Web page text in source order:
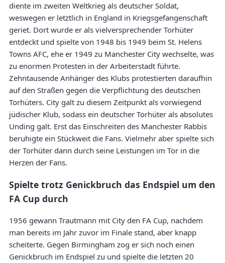
diente im zweiten Weltkrieg als deutscher Soldat,
weswegen er letztlich in England in Kriegsgefangenschaft
geriet. Dort wurde er als vielversprechender Torhüter
entdeckt und spielte von 1948 bis 1949 beim St. Helens
Towns AFC, ehe er 1949 zu Manchester City wechselte, was
zu enormen Protesten in der Arbeiterstadt führte.
Zehntausende Anhänger des Klubs protestierten daraufhin
auf den Straßen gegen die Verpflichtung des deutschen
Torhüters. City galt zu diesem Zeitpunkt als vorwiegend
jüdischer Klub, sodass ein deutscher Torhüter als absolutes
Unding galt. Erst das Einschreiten des Manchester Rabbis
beruhigte ein Stückweit die Fans. Vielmehr aber spielte sich
der Torhüter dann durch seine Leistungen im Tor in die
Herzen der Fans.
Spielte trotz Genickbruch das Endspiel um den
FA Cup durch
1956 gewann Trautmann mit City den FA Cup, nachdem
man bereits im Jahr zuvor im Finale stand, aber knapp
scheiterte. Gegen Birmingham zog er sich noch einen
Genickbruch im Endspiel zu und spielte die letzten 20